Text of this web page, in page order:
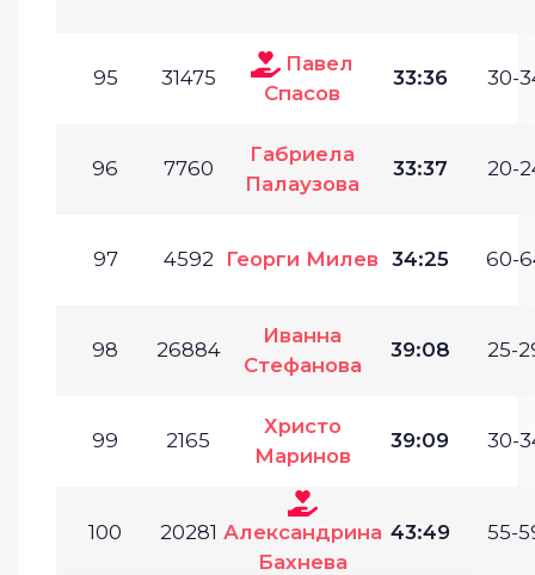
95 31475
Павел
Спасов
33:36 30-
96 7760
Габриела
Палаузова
33:37 20-
97 4592 Георги Милев 34:25 60-
98 26884
Иванна
Стефанова
39:08 25-
99 2165
Христо
Маринов
39:09 30-
100 20281 Александрина
Бахнева
43:49 55-